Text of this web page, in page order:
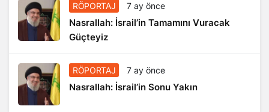
RÖPORTAJ 7 ay önce
Nasrallah: İsrail’in Tamamını Vuracak
Güçteyiz
RÖPORTAJ 7 ay önce
Nasrallah: İsrail’in Sonu Yakın